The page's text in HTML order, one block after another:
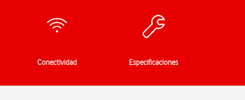
Conectividad Especificaciones